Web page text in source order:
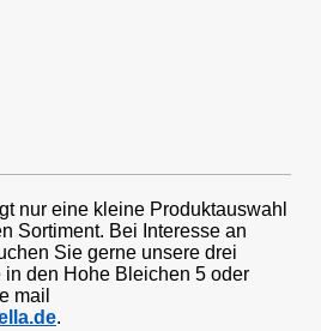
nur eine kleine Produktauswahl
Sortiment. Bei Interesse an
Sie gerne unsere drei
in den Hohe Bleichen 5 oder
mail
.